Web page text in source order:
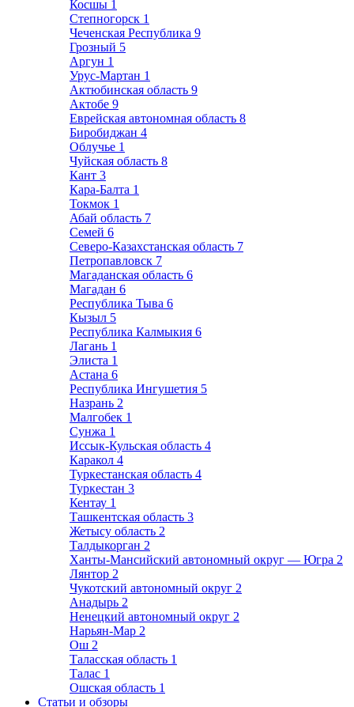
Косшы 1
Степногорск 1
Чеченская Республика 9
Грозный 5
Аргун 1
Урус-Мартан 1
Актюбинская область 9
Актобе 9
Еврейская автономная область 8
Биробиджан 4
Облучье 1
Чуйская область 8
Кант 3
Кара-Балта 1
Токмок 1
Абай область 7
Семей 6
Северо-Казахстанская область 7
Петропавловск 7
Магаданская область 6
Магадан 6
Республика Тыва 6
Кызыл 5
Республика Калмыкия 6
Лагань 1
Элиста 1
Астана 6
Республика Ингушетия 5
Назрань 2
Малгобек 1
Сунжа 1
Иссык-Кульская область 4
Каракол 4
Туркестанская область 4
Туркестан 3
Кентау 1
Ташкентская область 3
Жетысу область 2
Талдыкорган 2
Ханты-Мансийский автономный округ — Югра 2
Лянтор 2
Чукотский автономный округ 2
Анадырь 2
Ненецкий автономный округ 2
Нарьян-Мар 2
Ош 2
Таласская область 1
Талас 1
Ошская область 1
Статьи и обзоры